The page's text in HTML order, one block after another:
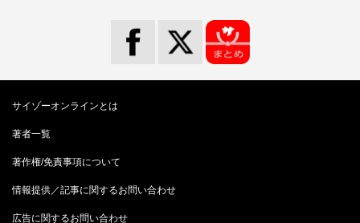
サイゾーオンラインとは
著者一覧
著作権/免責事項について
情報提供／記事に関するお問い合わせ
広告に関するお問い合わせ